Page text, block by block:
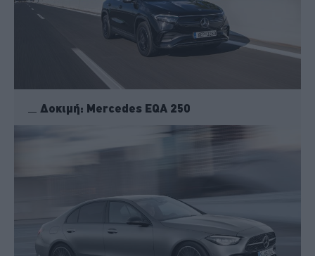
Δοκιμή: Mercedes EQA 250